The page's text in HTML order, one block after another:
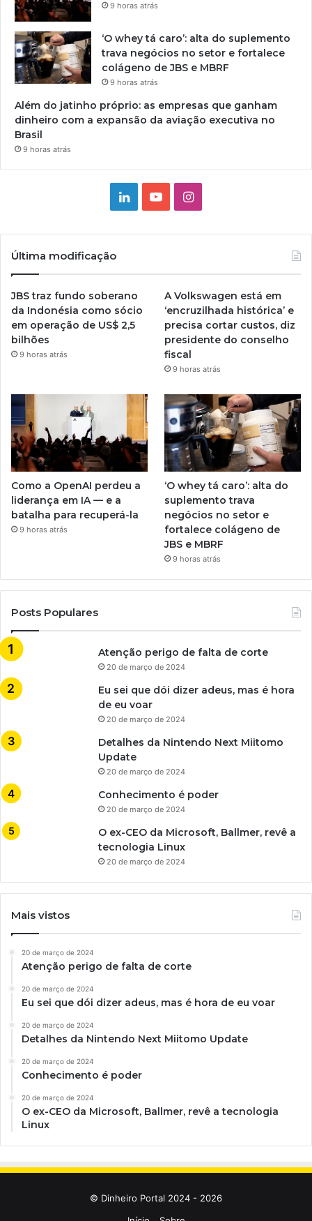
9 horas atrás
‘O whey tá caro’: alta do suplemento
trava negócios no setor e fortalece
colágeno de JBS e MBRF
9 horas atrás
Além do jatinho próprio: as empresas que ganham
dinheiro com a expansão da aviação executiva no
Brasil
9 horas atrás
LinkedinYouTubeInstagram
Última modificação
JBS traz fundo soberano
da Indonésia como sócio
em operação de US$ 2,5
bilhões
9 horas atrás
A Volkswagen está em
‘encruzilhada histórica’ e
precisa cortar custos, diz
presidente do conselho
fiscal
9 horas atrás
Como a OpenAI perdeu a
liderança em IA — e a
batalha para recuperá-la
9 horas atrás
‘O whey tá caro’: alta do
suplemento trava
negócios no setor e
fortalece colágeno de
JBS e MBRF
9 horas atrás
Posts Populares
Atenção perigo de falta de corte
20 de março de 2024
Eu sei que dói dizer adeus, mas é hora
de eu voar
20 de março de 2024
Detalhes da Nintendo Next Miitomo
Update
20 de março de 2024
Conhecimento é poder
20 de março de 2024
O ex-CEO da Microsoft, Ballmer, revê a
tecnologia Linux
20 de março de 2024
Mais vistos
20 de março de 2024
Atenção perigo de falta de corte
20 de março de 2024
Eu sei que dói dizer adeus, mas é hora de eu voar
20 de março de 2024
Detalhes da Nintendo Next Miitomo Update
20 de março de 2024
Conhecimento é poder
20 de março de 2024
O ex-CEO da Microsoft, Ballmer, revê a tecnologia
Linux
© Dinheiro Portal 2024 - 2026